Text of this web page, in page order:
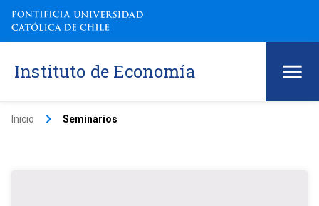
Instituto de Economía
Inicio keyboard_arrow_right Seminarios